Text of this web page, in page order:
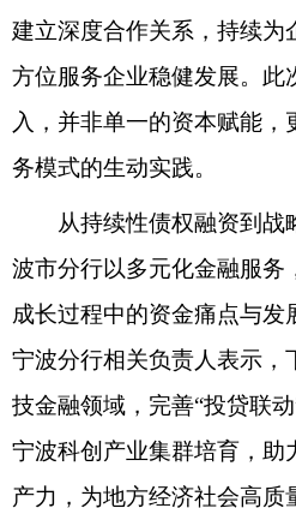
建立深度合作关系，持续为
方位服务企业稳健发展。此
入，并非单一的资本赋能，
务模式的生动实践。
从持续性债权融资到战
波市分行以多元化金融服务
成长过程中的资金痛点与发
宁波分行相关负责人表示，
技金融领域，完善“投贷联
宁波科创产业集群培育，助
产力，为地方经济社会高质